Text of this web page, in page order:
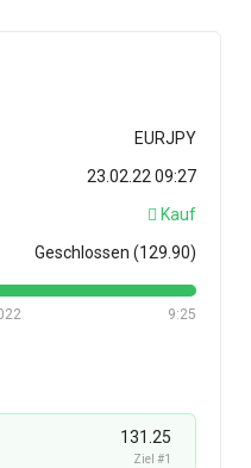
EURJPY
23.02.22 09:27
Kauf
Geschlossen (129.90)
9:25
131.25
Ziel #1